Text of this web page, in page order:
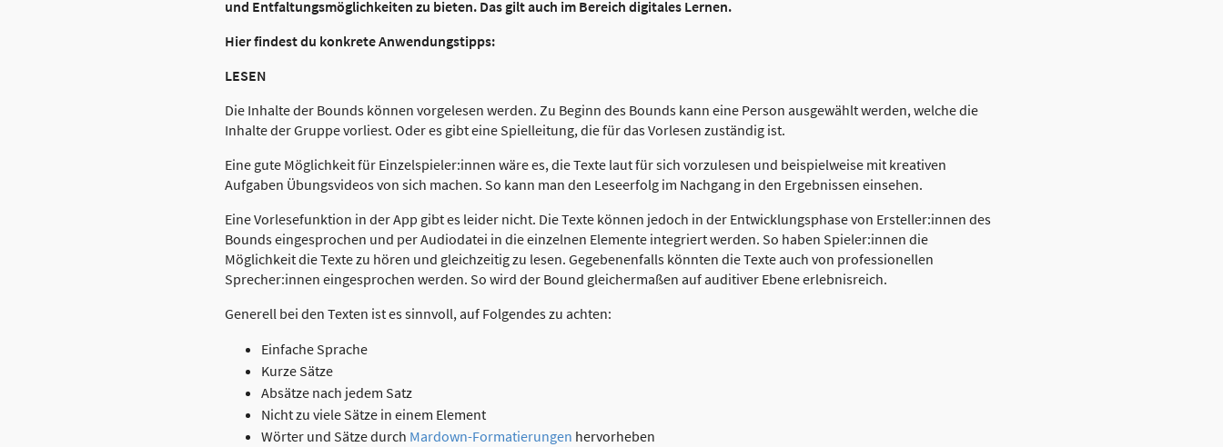
und Entfaltungsmöglichkeiten zu bieten. Das gilt auch im Bereich digitales Lernen.
Hier findest du konkrete Anwendungstipps:
LESEN
Die Inhalte der Bounds können vorgelesen werden. Zu Beginn des Bounds kann eine Person ausgewählt werden, welche die
Inhalte der Gruppe vorliest. Oder es gibt eine Spielleitung, die für das Vorlesen zuständig ist.
Eine gute Möglichkeit für Einzelspieler:innen wäre es, die Texte laut für sich vorzulesen und beispielweise mit kreativen
Aufgaben Übungsvideos von sich machen. So kann man den Leseerfolg im Nachgang in den Ergebnissen einsehen.
Eine Vorlesefunktion in der App gibt es leider nicht. Die Texte können jedoch in der Entwicklungsphase von Ersteller:innen des
Bounds eingesprochen und per Audiodatei in die einzelnen Elemente integriert werden. So haben Spieler:innen die
Möglichkeit die Texte zu hören und gleichzeitig zu lesen. Gegebenenfalls könnten die Texte auch von professionellen
Sprecher:innen eingesprochen werden. So wird der Bound gleichermaßen auf auditiver Ebene erlebnisreich.
Generell bei den Texten ist es sinnvoll, auf Folgendes zu achten:
Einfache Sprache
Kurze Sätze
Absätze nach jedem Satz
Nicht zu viele Sätze in einem Element
Wörter und Sätze durch Mardown-Formatierungen hervorheben